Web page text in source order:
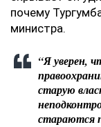
почему
министра.
“Я уверен,
старую
стараются